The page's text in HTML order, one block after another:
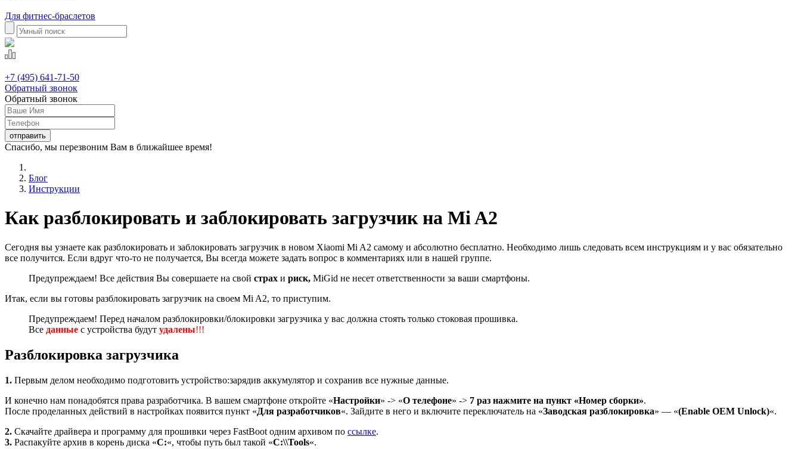
Для фитнес-браслетов
+7 (495) 641-71-50
Обратный звонок
Обратный звонок
Спасибо, мы перезвоним Вам в ближайшее время!
Блог
Инструкции
Как разблокировать и заблокировать загрузчик на Mi A2
Сегодня вы узнаете как разблокировать и заблокировать загрузчик в новом Xiaomi Mi A2 самому и абсолютно бесплатно. Необходимо лишь следовать всем инструкциям и у вас обязательно
все получится. Если вдруг что-то не получается, Вы всегда можете задать вопрос в комментариях или в нашей группе.
Предупреждаем! Все действия Вы совершаете на свой страх и риск, MiGid не несет ответственности за ваши смартфоны.
Итак, если вы готовы разблокировать загрузчик на своем Mi A2, то приступим.
Предупреждаем! Перед началом разблокировки/блокировки загрузчика у вас должна стоять только стоковая прошивка.
Все данные с устройства будут удалены!!!
Разблокировка загрузчика
1. Первым делом необходимо подготовить устройство:зарядив аккумулятор и сохранив все нужные данные.
И конечно нам понадобятся права разработчика. В вашем смартфоне откройте «Настройки» -> «О телефоне» -> 7 раз нажмите на пункт «Номер сборки».
После проделанных действий в настройках появится пункт «Для разработчиков«. Зайдите в него и включите переключатель на «Заводская разблокировка» — «(Enable OEM Unlock)«.
2. Скачайте драйвера и программу для прошивки через FastBoot одним архивом по ссылке.
3. Распакуйте архив в корень диска «С:«, чтобы путь был такой «С:\\Tools«.